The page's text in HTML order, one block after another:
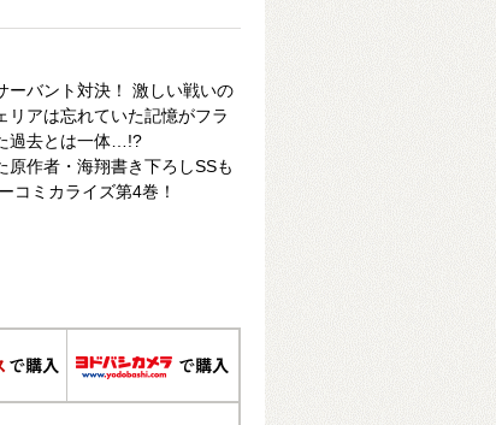
ーバント対決！ 激しい戦いの
リアは忘れていた記憶がフラ
過去とは一体…!?
原作者・海翔書き下ろしSSも
コミカライズ第4巻！